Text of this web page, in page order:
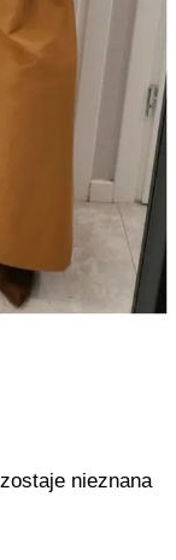
nieznana